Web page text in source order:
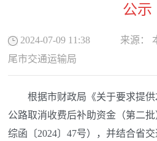
公示
2024-07-09 11:38 来源：
尾市交通运输局
根据市财政局《关于要求提供
公路取消收费后补助资金（第二
综函〔2024〕47号），并结合省